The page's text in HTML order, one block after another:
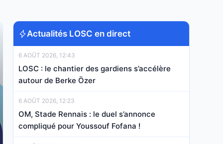
Actualités LOSC en direct
6 AOÛT 2026, 12:43
LOSC : le chantier des gardiens s’accélère
autour de Berke Özer
6 AOÛT 2026, 12:23
OM, Stade Rennais : le duel s’annonce
compliqué pour Youssouf Fofana !